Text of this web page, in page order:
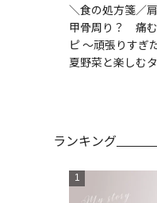
＼食の処方箋／
甲骨周り？ 痛
ピ 〜頑張りすぎ
夏野菜と楽しむ
ランキング